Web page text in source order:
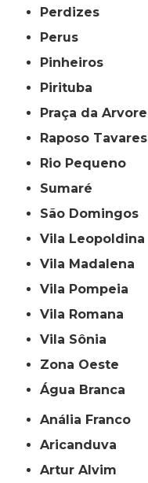
Perdizes
Perus
Pinheiros
Pirituba
Praça da Arvore
Raposo Tavares
Rio Pequeno
Sumaré
São Domingos
Vila Leopoldina
Vila Madalena
Vila Pompeia
Vila Romana
Vila Sônia
Zona Oeste
Água Branca
Anália Franco
Aricanduva
Artur Alvim